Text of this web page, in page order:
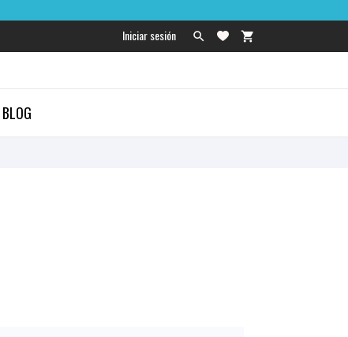
Iniciar sesión  shopping_cart
BLOG